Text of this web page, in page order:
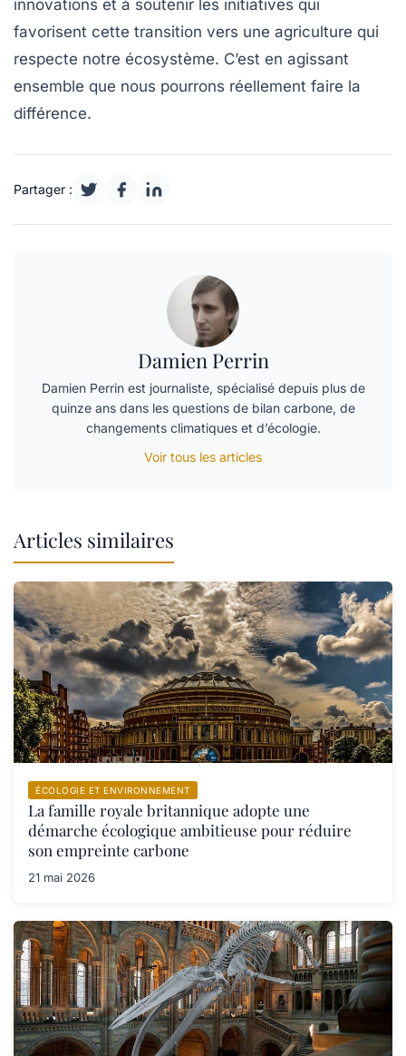
innovations et à soutenir les initiatives qui
favorisent cette transition vers une agriculture qui
respecte notre écosystème. C’est en agissant
ensemble que nous pourrons réellement faire la
différence.
Partager :
Damien Perrin
Damien Perrin est journaliste, spécialisé depuis plus de
quinze ans dans les questions de bilan carbone, de
changements climatiques et d’écologie.
Voir tous les articles
Articles similaires
ÉCOLOGIE ET ENVIRONNEMENT
La famille royale britannique adopte une
démarche écologique ambitieuse pour réduire
son empreinte carbone
21 mai 2026